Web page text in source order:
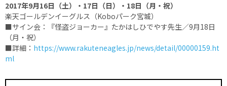
2017年9月16日（土）・17日（日）・18日（月・祝）
楽天ゴールデンイーグルス（Koboパーク宮城）
■サイン会：『怪盗ジョーカー』たかはしひでやす先生／9月18日
（月・祝）
■詳細： https://www.rakuteneagles.jp/news/detail/00000159.ht
ml